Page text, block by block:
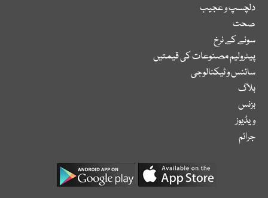
دلچسپ و عجیب
صحت
سونے کے نرخ
پیٹرولیم مصنوعات کی قیمتیں
سائنس و ٹیکنالوجی
بلاگ
بزنس
ویڈیوز
جرائم